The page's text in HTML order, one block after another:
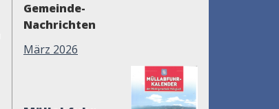
Gemeinde-
Nachrichten
März 2026